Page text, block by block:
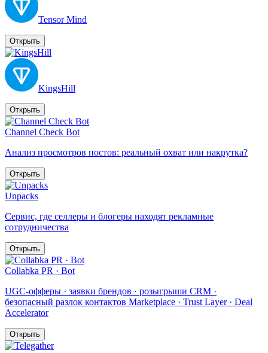
Tensor Mind
Открыть
KingsHill
Открыть
Channel Check Bot
Анализ просмотров постов: реальный охват или накрутка?
Открыть
Unpacks
Сервис, где селлеры и блогеры находят рекламные
сотрудничества
Открыть
Collabka PR · Bot
UGC-офферы · заявки брендов · розыгрыши CRM ·
безопасный разлок контактов Marketplace · Trust Layer · Deal
Accelerator
Открыть